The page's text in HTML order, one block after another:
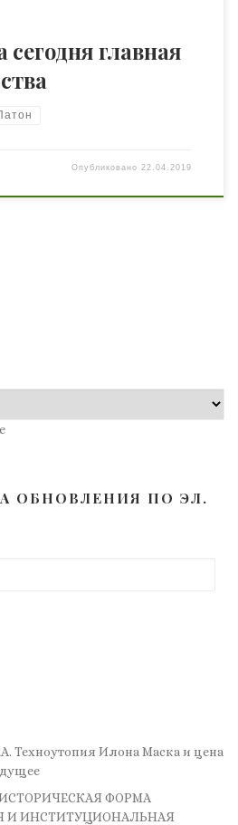
сегодня главная
Опубликовано22.04.2019
ОБНОВЛЕНИЯ ПО ЭЛ.
Илона Маска и цена
ФОРМА
И ИНСТИТУЦИОНАЛЬНАЯ